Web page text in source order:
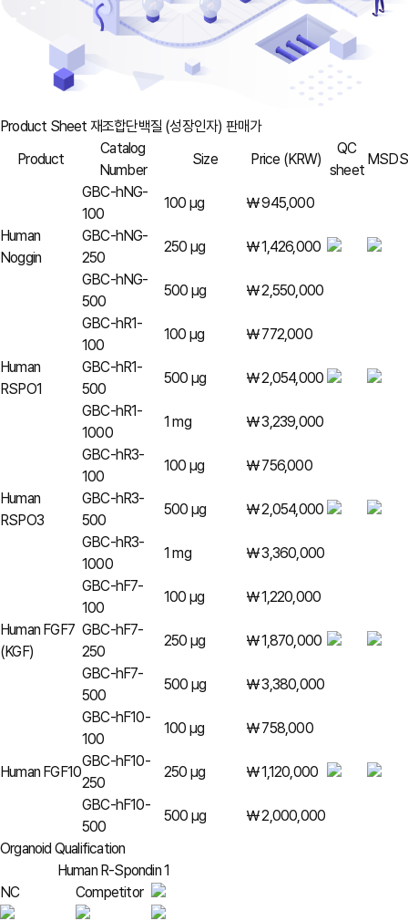
Product Sheet 재조합단백질 (성장인자) 판매가
Product
Catalog
Number
Size Price (KRW)
QC
sheet
MSDS
Human
Noggin
GBC-hNG-
100
100 µg
￦ 945,000
GBC-hNG-
250
250 µg
￦ 1,426,000
GBC-hNG-
500
500 µg ￦ 2,550,000
Human
RSPO1
GBC-hR1-
100
100 µg
￦ 772,000
GBC-hR1-
500
500 µg
￦ 2,054,000
GBC-hR1-
1000
1 mg ￦ 3,239,000
Human
RSPO3
GBC-hR3-
100
100 µg
￦ 756,000
GBC-hR3-
500
500 µg
￦ 2,054,000
GBC-hR3-
1000
1 mg ￦ 3,360,000
Human FGF7
(KGF)
GBC-hF7-
100
100 µg
￦ 1,220,000
GBC-hF7-
250
250 µg
￦ 1,870,000
GBC-hF7-
500
500 µg ￦ 3,380,000
Human FGF10
GBC-hF10-
100
100 µg
￦ 758,000
GBC-hF10-
250
250 µg
￦ 1,120,000
GBC-hF10-
500
500 µg
￦ 2,000,000
Organoid Qualification
Human R-Spondin 1
NC
Competitor